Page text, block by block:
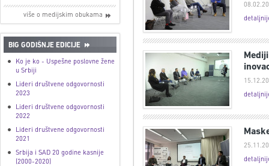
više o medijskim obukama
BIG GODIŠNJE EDICIJE
Ko je ko - Uspešne poslovne žene
u Srbiji
Lideri društvene odgovornosti
2023
Lideri društvene odgovornosti
2022
Lideri društvene odgovornosti
2021
Srbija i SAD 20 godine kasnije
(2000-2020)